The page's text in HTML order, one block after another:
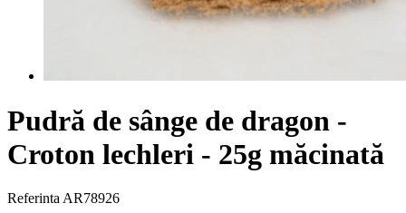
Pudră de sânge de dragon -
Croton lechleri - 25g măcinată
Referinta AR78926